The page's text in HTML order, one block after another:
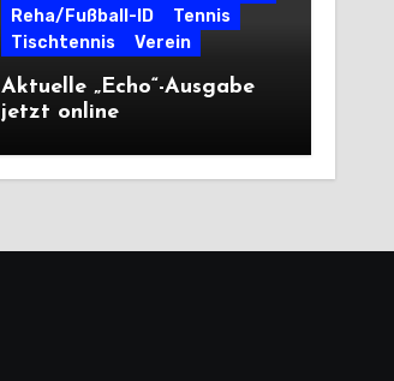
Reha/Fußball-ID
Tennis
Tischtennis
Verein
Aktuelle „Echo“-Ausgabe
jetzt online